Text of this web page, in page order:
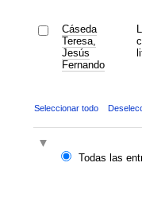
Cáseda
Teresa,
Jesús
Fernando
Seleccionar todo
Todas las